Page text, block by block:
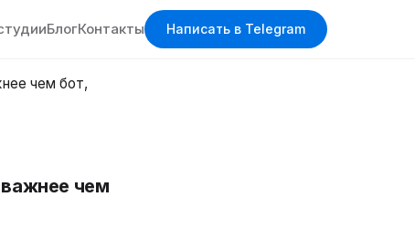
БлогКонтакты Написать в Telegram
чем бот,
чем